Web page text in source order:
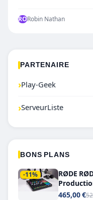
RORobin Nathan
PARTENAIRE
›Play-Geek
›ServeurListe
BONS PLANS
-11%
RØDE
Double
465,00 €